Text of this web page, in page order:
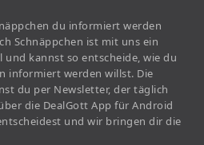
du informiert werden
Schnäppchen ist mit uns ein
und kannst so entscheide, wie du
informiert werden willst. Die
du per Newsletter, der täglich
die DealGott App für Android
und wir bringen dir die